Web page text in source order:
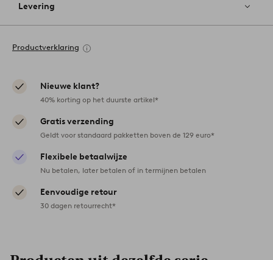
Levering
Productverklaring
Nieuwe klant?
40% korting op het duurste artikel*
Gratis verzending
Geldt voor standaard pakketten boven de 129 euro*
Flexibele betaalwijze
Nu betalen, later betalen of in termijnen betalen
Eenvoudige retour
30 dagen retourrecht*